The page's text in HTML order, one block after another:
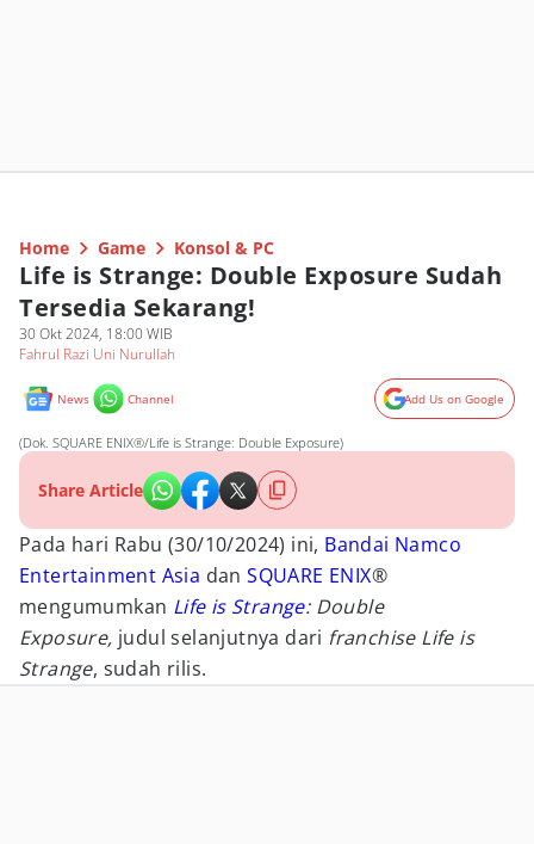
Home Game Konsol & PC
Life is Strange: Double Exposure Sudah
Tersedia Sekarang!
30 Okt 2024, 18:00 WIB
Fahrul Razi Uni Nurullah
News Channel Add Us on Google
(Dok. SQUARE ENIX®/Life is Strange: Double Exposure)
Share Article
Pada hari Rabu (30/10/2024) ini, Bandai Namco
Entertainment Asia danSQUARE ENIX®
mengumumkan Life is Strange: Double
Exposure, judul selanjutnya dari franchise Life is
Strange, sudah rilis.